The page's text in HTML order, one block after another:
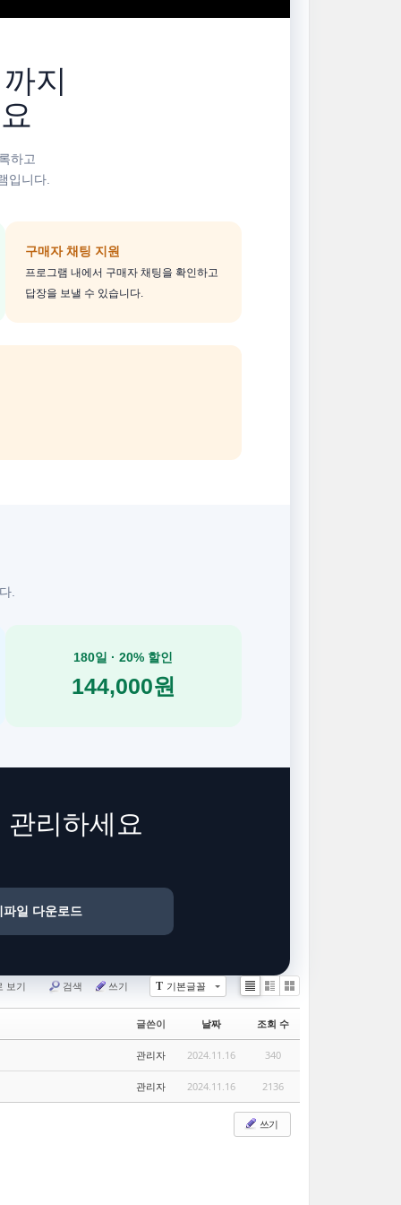
지
하고
입니다.
구매자 채팅 지원
프로그램 내에서 구매자 채팅을 확인하고
답장을 보낼 수 있습니다.
.
180일 · 20% 할인
144,000원
리하세요
파일 다운로드
T 기본글꼴
보기 검색 쓰기
ListZineGallery
글쓴이 날짜 조회 수
관리자 2024.11.16 340
관리자 2024.11.16 2136
쓰기